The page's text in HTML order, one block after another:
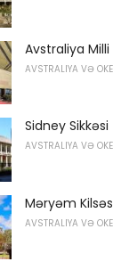
Avstraliya Milli
AVSTRALIYA VƏ
Sidney Sikkəsi
AVSTRALIYA VƏ
Məryəm
AVSTRALIYA VƏ